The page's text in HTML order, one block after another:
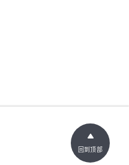
回到顶部